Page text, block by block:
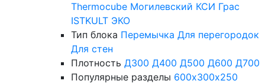
Thermocube Могилевский КСИ Грас
ISTKULT ЭКО
Тип блока Перемычка Для перегородок
Для стен
Плотность Д300 Д400 Д500 Д600 Д700
Популярные разделы 600х300х250